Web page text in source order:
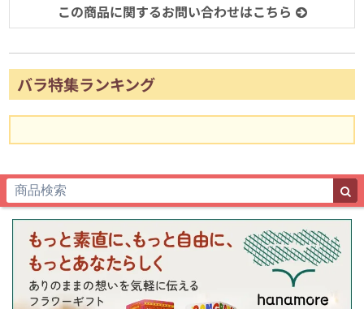
この商品に関するお問い合わせはこちら
バラ特集ランキング